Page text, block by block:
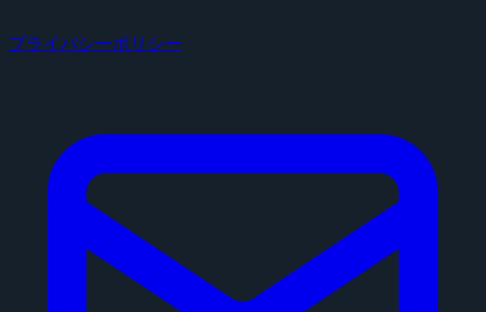
プライバシーポリシー